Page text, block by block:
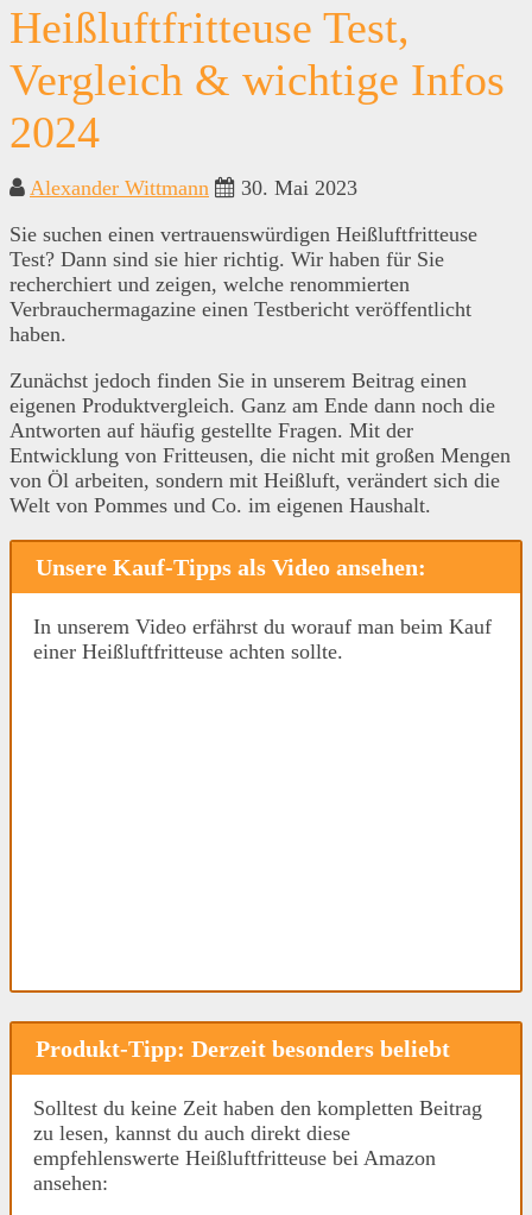
Heißluftfritteuse Test,
Vergleich & wichtige Infos
2024
Alexander Wittmann
30. Mai 2023
Sie suchen einen vertrauenswürdigen Heißluftfritteuse
Test? Dann sind sie hier richtig. Wir haben für Sie
recherchiert und zeigen, welche renommierten
Verbrauchermagazine einen Testbericht veröffentlicht
haben.
Zunächst jedoch finden Sie in unserem Beitrag einen
eigenen Produktvergleich. Ganz am Ende dann noch die
Antworten auf häufig gestellte Fragen. Mit der
Entwicklung von Fritteusen, die nicht mit großen Mengen
von Öl arbeiten, sondern mit Heißluft, verändert sich die
Welt von Pommes und Co. im eigenen Haushalt.
Unsere Kauf-Tipps als Video ansehen:
In unserem Video erfährst du worauf man beim Kauf
einer Heißluftfritteuse achten sollte.
Produkt-Tipp: Derzeit besonders beliebt
Solltest du keine Zeit haben den kompletten Beitrag
zu lesen, kannst du auch direkt diese
empfehlenswerte Heißluftfritteuse bei Amazon
ansehen: